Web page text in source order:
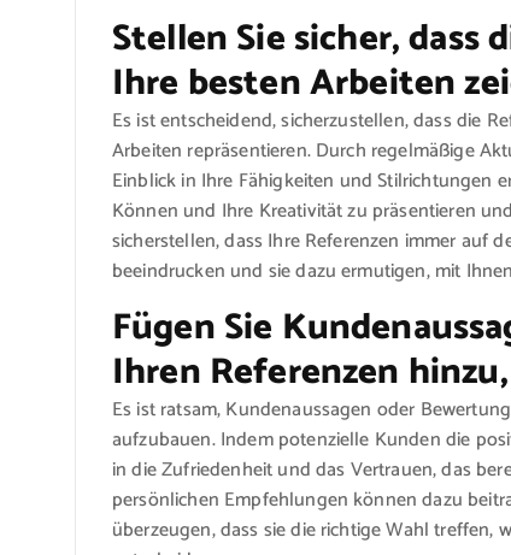
Stellen Sie sicher, dass
Ihre besten Arbeiten
Es ist entscheidend, sicherzustellen, dass die
Arbeiten repräsentieren. Durch regelmäßige
Einblick in Ihre Fähigkeiten und Stilrichtungen
Können und Ihre Kreativität zu präsentieren
sicherstellen, dass Ihre Referenzen immer auf
beeindrucken und sie dazu ermutigen, mit
Fügen Sie
Ihren Referenzen
Es ist ratsam, Kundenaussagen oder
aufzubauen. Indem potenzielle Kunden die
in die Zufriedenheit und das Vertrauen, das
persönlichen Empfehlungen können dazu
überzeugen, dass sie die richtige Wahl treffen,